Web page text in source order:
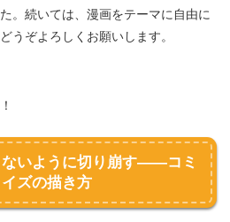
続いては、漫画をテーマに自由に
うぞよろしくお願いします。
ないように切り崩す――コミ
ズの描き方